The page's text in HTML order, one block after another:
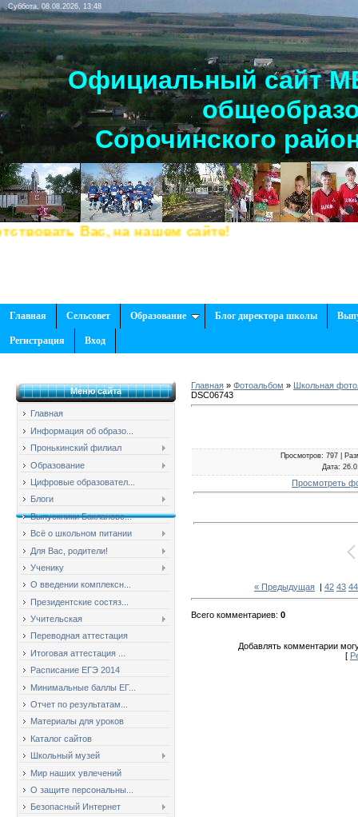
Суббота, 08.08.2026, 13:48
Официальный сайт
Сорочинского
Вас, на нашем сайте!
Главная Сельсовет Образование Блог директора школы
Регистрация Вход
Меню сайта
Главная
Информация об образо...
Пронькинский филиал
Образование
Цифровые образовател...
Блоги
Выпускники Баклановс...
Всё о школьном питании
Для Вас, родители!
Ученику
О введении комплексн...
Президентские состяз...
Учительская
Переводная аттестация
Итоговая аттестация ...
Расписание ЕГЭ 2014
Минимальные баллы ЕГ...
Отчет по результатам...
Материалы для уроков
Каталог сайтов
Школьный музей
Мир наших увлечений
О защите персональны...
Безопасный Интернет
Главная » Фотоальбом » Школьная
DSC06743
Просмотров: 797 |
Дата:
Просмотреть
« Предыдущая | 42 43 44
Всего комментариев: 0
Добавлять комментарии
[